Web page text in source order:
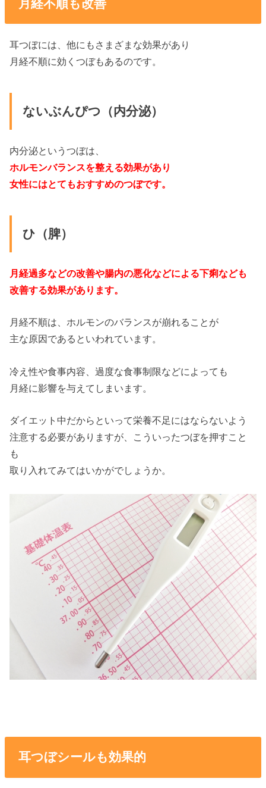
月経不順も改善
耳つぼには、他にもさまざまな効果があり
月経不順に効くつぼもあるのです。
ないぶんぴつ（内分泌）
内分泌というつぼは、
ホルモンバランスを整える効果があり
女性にはとてもおすすめのつぼです。
ひ（脾）
月経過多などの改善や腸内の悪化などによる下痢なども
改善する効果があります。
月経不順は、ホルモンのバランスが崩れることが
主な原因であるといわれています。
冷え性や食事内容、過度な食事制限などによっても
月経に影響を与えてしまいます。
ダイエット中だからといって栄養不足にはならないよう
注意する必要がありますが、こういったつぼを押すこと
も
取り入れてみてはいかがでしょうか。
耳つぼシールも効果的